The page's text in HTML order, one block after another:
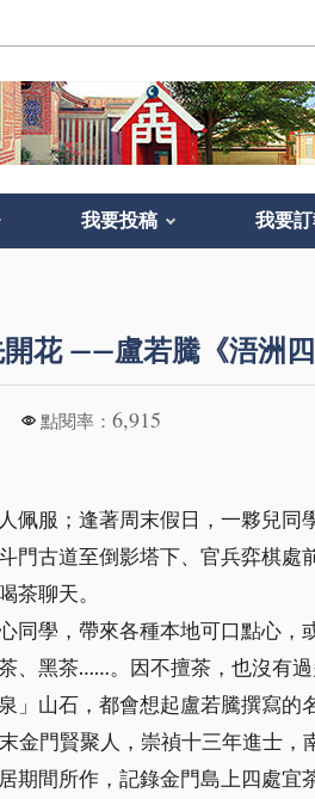
我要投稿 我要訂
花 ——盧若騰《浯洲
點閱率： 6,915
服；逢著周末假日，一夥兒同
門古道至倒影塔下、官兵弈棋
茶聊天。
學，帶來各種本地可口點心
、黑茶……。因不擅茶，也沒有
山石，都會想起盧若騰撰寫
金門賢聚人，崇禎十三年進士
期間所作，記錄金門島上四處宜